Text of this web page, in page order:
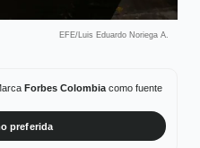
EFE/Luis Eduardo Noriega A.
Forbes Colombiacomo fuente
preferida